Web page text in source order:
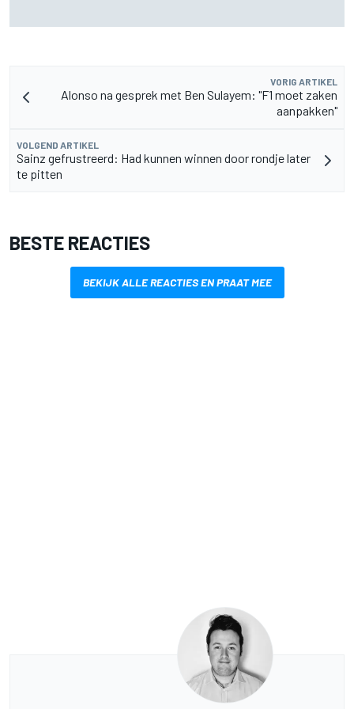
VORIG ARTIKEL
Alonso na gesprek met Ben Sulayem: "F1 moet zaken
aanpakken"
VOLGEND ARTIKEL
Sainz gefrustreerd: Had kunnen winnen door rondje later
te pitten
BESTE REACTIES
BEKIJK ALLE REACTIES EN PRAAT MEE